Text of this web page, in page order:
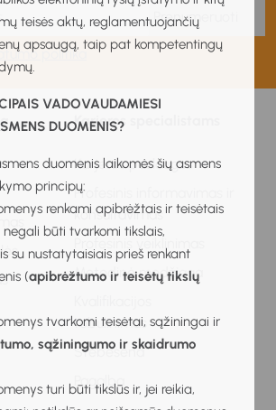
teisės aktų, reglamentuojančių
apsaugą, taip pat kompetentingų
VADOVAUDAMIESI
DUOMENIS?
duomenis laikomės šių asmens
principų:
renkami apibrėžtais ir teisėtais
būti tvarkomi tikslais,
su nustatytaisiais prieš renkant
(apibrėžtumo ir teisėtų tikslų
tvarkomi teisėtai, sąžiningai ir
sąžiningumo ir skaidrumo
turi būti tikslūs ir, jei reikia,
Prenumeruoti
politika
Karjeros specialistams
Karjeros paslaugos
Profesinis informavimas ir
konsultavimas
Metodinė medžiaga
tobulinimas
Stebėsena
Pagalba